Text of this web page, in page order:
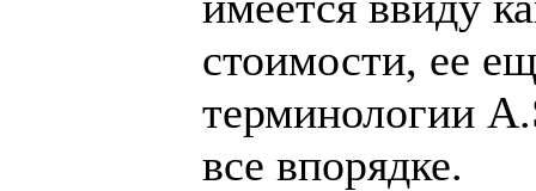
стоимости, ее
терминологии
все впорядке.